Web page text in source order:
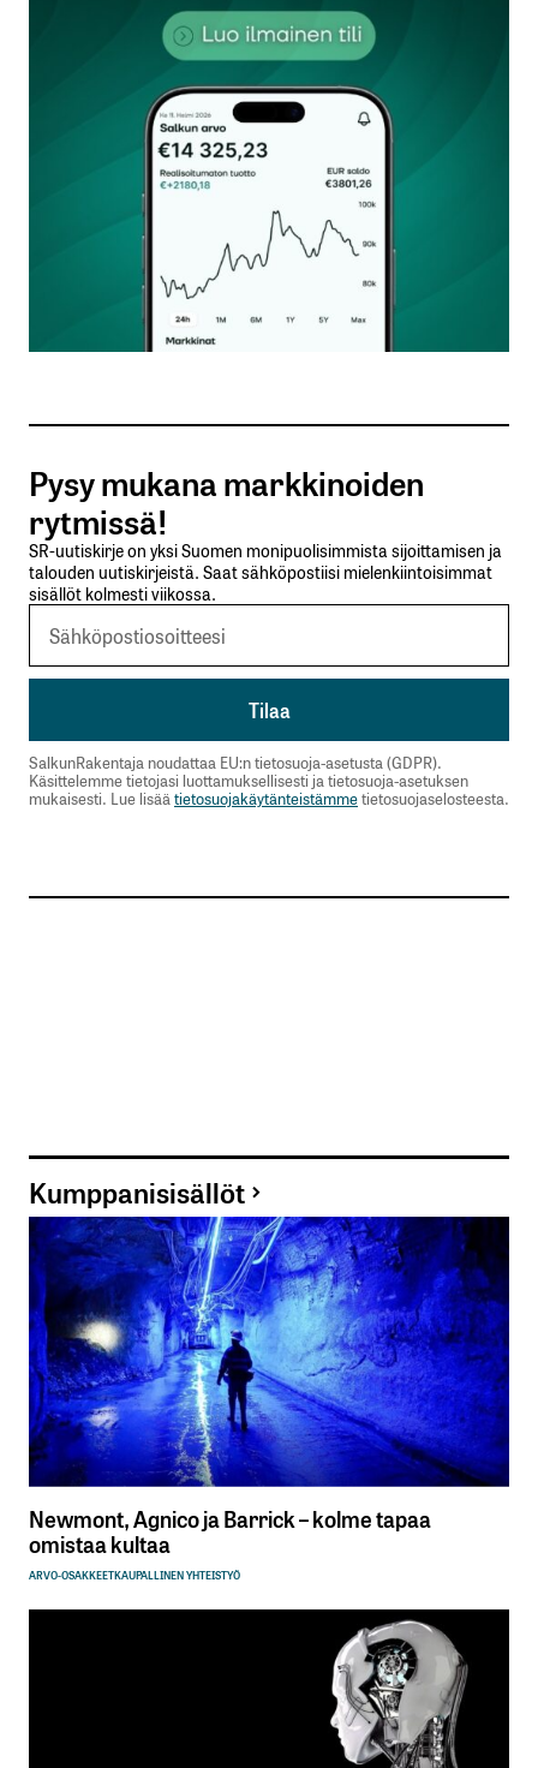
Sähköpostiosoitettasi ei julkaista.Pakolliset
kentät on merkitty*
Kommentti*
Nimesi tai nimimerkkisi
Sähköpostiosoitteesi
Tilaa SalkunRakentajan uutiskirje
Lähetä kommentti
Pysy mukana markkinoiden
rytmissä!
SR-uutiskirje on yksi Suomen monipuolisimmista sijoittamisen ja
talouden uutiskirjeistä. Saat sähköpostiisi mielenkiintoisimmat
sisällöt kolmesti viikossa.
SalkunRakentaja noudattaa EU:n tietosuoja-asetusta (GDPR).
Käsittelemme tietojasi luottamuksellisesti ja tietosuoja-asetuksen
mukaisesti. Lue lisäätietosuojakäytänteistämmetietosuojaselosteesta.
Kumppanisisällöt
Newmont, Agnico ja Barrick – kolme tapaa
omistaa kultaa
ARVO-OSAKKEETKAUPALLINEN YHTEISTYÖ